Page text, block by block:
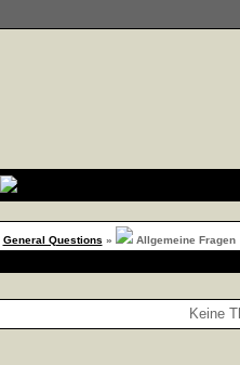
General Questions » Allgemeine Fragen
Keine